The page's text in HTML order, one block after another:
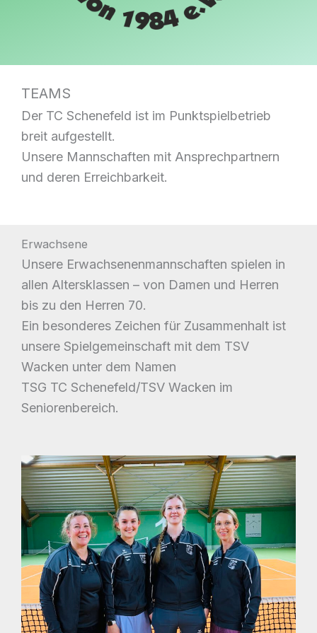
TEAMS
Der TC Schenefeld ist im Punktspielbetrieb
breit aufgestellt.
Unsere Mannschaften mit Ansprechpartnern
und deren Erreichbarkeit.
Erwachsene
Unsere Erwachsenenmannschaften spielen in
allen Altersklassen – von Damen und Herren
bis zu den Herren 70.
Ein besonderes Zeichen für Zusammenhalt ist
unsere Spielgemeinschaft mit dem TSV
Wacken unter dem Namen
TSG TC Schenefeld/TSV Wacken im
Seniorenbereich.